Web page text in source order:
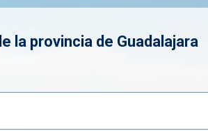
la provincia de Guadalajara